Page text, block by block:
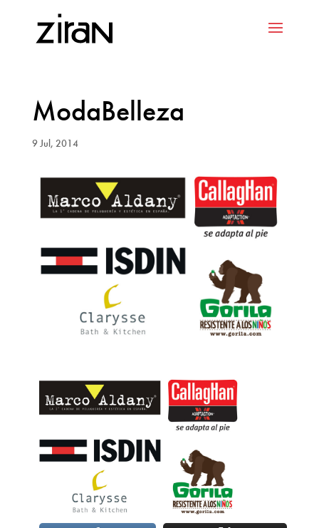
ModaBelleza
9 Jul, 2014